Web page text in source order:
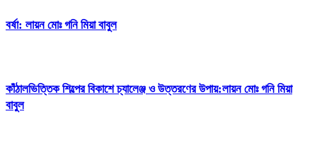
বর্ষা: লায়ন মোঃ গনি মিয়া বাবুল
কাঁঠালভিত্তিক শিল্পের বিকাশে চ্যালেঞ্জ ও উত্তরণের উপায়:লায়ন মোঃ গনি মিয়া
বাবুল